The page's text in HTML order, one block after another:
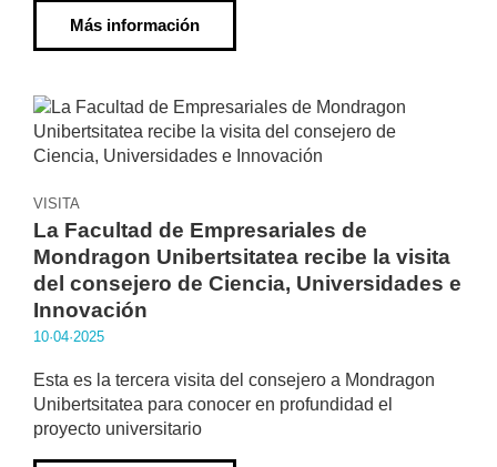
Más información
VISITA
La Facultad de Empresariales de
Mondragon Unibertsitatea recibe la visita
del consejero de Ciencia, Universidades e
Innovación
10·04·2025
Esta es la tercera visita del consejero a Mondragon
Unibertsitatea para conocer en profundidad el
proyecto universitario